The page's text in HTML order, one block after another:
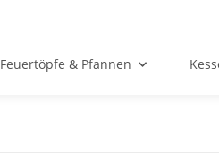
Feuertöpfe & Pfannen